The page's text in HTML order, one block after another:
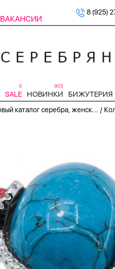
ВАКАНСИИ
8 (925)
SALE
0
НОВИНКИ
903
БИЖУТЕРИЯ
каталог серебра, женск... /